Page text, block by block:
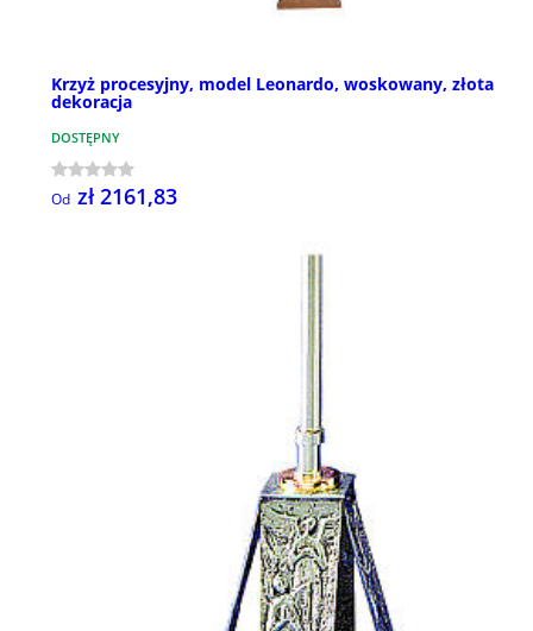
Krzyż procesyjny, model Leonardo, woskowany, złota
dekoracja
DOSTĘPNY
Od zł 2161,83